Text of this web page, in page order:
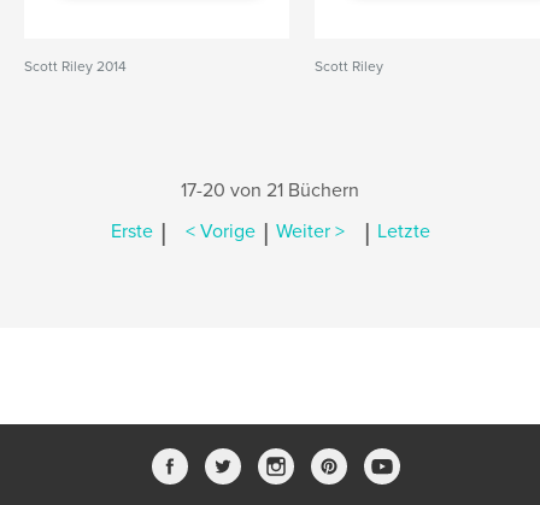
Scott Riley 2014 Scott Riley
17-20 von 21 Büchern
Erste | < Vorige | Weiter > | Letzte